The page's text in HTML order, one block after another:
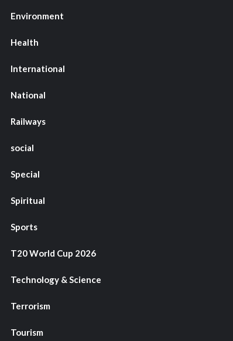
Environment
Health
International
National
Railways
social
Special
Spiritual
Sports
T20 World Cup 2026
Technology & Science
Terrorism
Tourism